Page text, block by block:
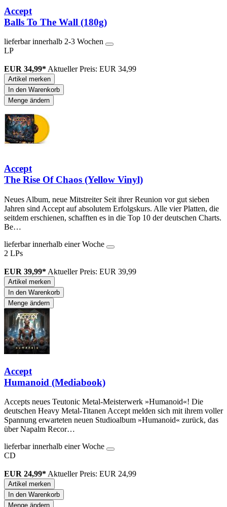
Accept
Balls To The Wall (180g)
lieferbar innerhalb 2-3 Wochen
LP
EUR 34,99*Aktueller Preis: EUR 34,99
Artikel merken
In den Warenkorb
Menge ändern
Accept
The Rise Of Chaos (Yellow Vinyl)
Neues Album, neue Mitstreiter Seit ihrer Reunion vor gut sieben
Jahren sind Accept auf absolutem Erfolgskurs. Alle vier Platten, die
seitdem erschienen, schafften es in die Top 10 der deutschen Charts.
Be…
lieferbar innerhalb einer Woche
2 LPs
EUR 39,99* Aktueller Preis: EUR 39,99
Artikel merken
In den Warenkorb
Menge ändern
Accept
Humanoid (Mediabook)
Accepts neues Teutonic Metal-Meisterwerk »Humanoid«! Die
deutschen Heavy Metal-Titanen Accept melden sich mit ihrem voller
Spannung erwarteten neuen Studioalbum »Humanoid« zurück, das
über Napalm Recor…
lieferbar innerhalb einer Woche
CD
EUR 24,99* Aktueller Preis: EUR 24,99
Artikel merken
In den Warenkorb
Menge ändern